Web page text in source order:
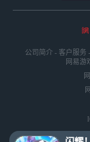
公司简介 - 客户服务 -
网易游